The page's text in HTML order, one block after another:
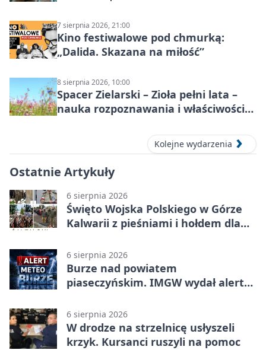
7 sierpnia 2026, 21:00
Kino festiwalowe pod chmurką:
„Dalida. Skazana na miłość”
8 sierpnia 2026, 10:00
Spacer Zielarski – Zioła pełni lata –
nauka rozpoznawania i właściwości
Kolejne wydarzenia
Ostatnie Artykuły
6 sierpnia 2026
Święto Wojska Polskiego w Górze
Kalwarii z pieśniami i hołdem dla
6 sierpnia 2026
Burze nad powiatem
piaseczyńskim. IMGW wydał alert
6 sierpnia 2026
W drodze na strzelnicę usłyszeli
krzyk. Kursanci ruszyli na pomoc